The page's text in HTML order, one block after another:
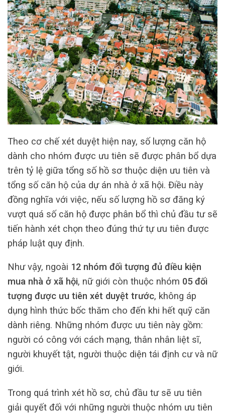
Theo cơ chế xét duyệt hiện nay, số lượng căn hộ
dành cho nhóm được ưu tiên sẽ được phân bổ dựa
trên tỷ lệ giữa tổng số hồ sơ thuộc diện ưu tiên và
tổng số căn hộ của dự án nhà ở xã hội. Điều này
đồng nghĩa với việc, nếu số lượng hồ sơ đăng ký
vượt quá số căn hộ được phân bổ thì chủ đầu tư sẽ
tiến hành xét chọn theo đúng thứ tự ưu tiên được
pháp luật quy định.
Như vậy, ngoài 12 nhóm đối tượng đủ điều kiện
mua nhà ở xã hội, nữ giới còn thuộc nhóm 05 đối
tượng được ưu tiên xét duyệt trước, không áp
dụng hình thức bốc thăm cho đến khi hết quỹ căn
dành riêng. Những nhóm được ưu tiên này gồm:
người có công với cách mạng, thân nhân liệt sĩ,
người khuyết tật, người thuộc diện tái định cư và nữ
giới.
Trong quá trình xét hồ sơ, chủ đầu tư sẽ ưu tiên
giải quyết đối với những người thuộc nhóm ưu tiên